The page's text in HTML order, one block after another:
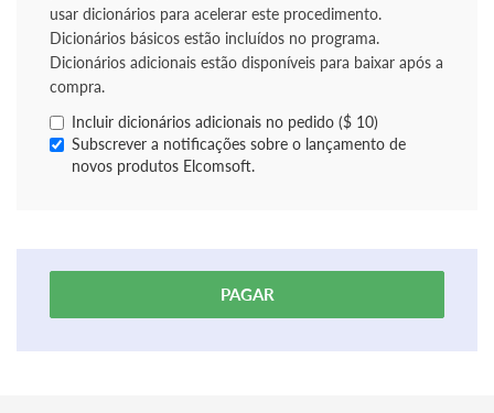
usar dicionários para acelerar este procedimento.
Dicionários básicos estão incluídos no programa.
Dicionários adicionais estão disponíveis para baixar após a
compra.
Incluir dicionários adicionais no pedido ($ 10)
Subscrever a notificações sobre o lançamento de
novos produtos Elcomsoft.
PAGAR